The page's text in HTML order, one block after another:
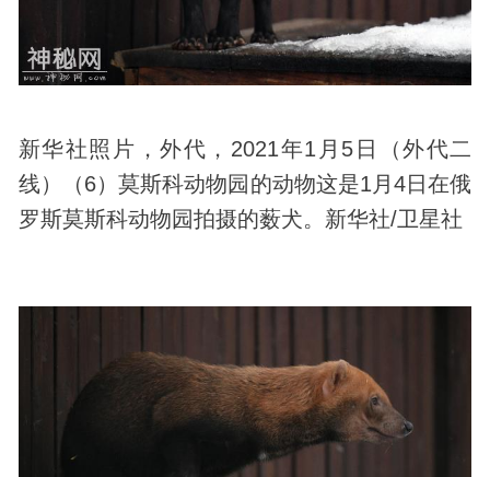
新华社照片，外代，2021年1月5日（外代二
线）（6）莫斯科动物园的动物这是1月4日在俄
罗斯莫斯科动物园拍摄的薮犬。新华社/卫星社